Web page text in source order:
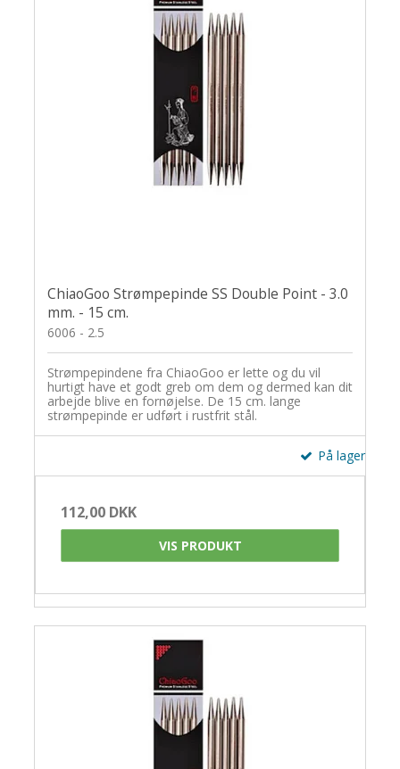
ChiaoGoo Strømpepinde SS Double Point - 3.0
mm. - 15 cm.
6006 - 2.5
Strømpepindene fra ChiaoGoo er lette og du vil
hurtigt have et godt greb om dem og dermed kan dit
arbejde blive en fornøjelse. De 15 cm. lange
strømpepinde er udført i rustfrit stål.
På lager
112,00 DKK
VIS PRODUKT